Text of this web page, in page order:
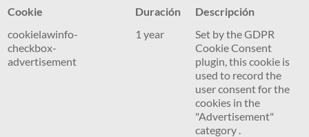
Cookie
Duración
Descripción
cookielawinfo-
checkbox-
advertisement
1 year
Set by the GDPR
Cookie Consent
plugin, this cookie is
used to record the
user consent for the
cookies in the
"Advertisement"
category .